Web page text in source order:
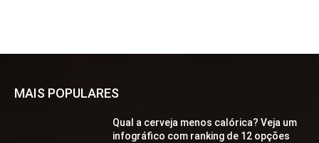
MAIS POPULARES
Qual a cerveja menos calórica? Veja um
infográfico com ranking de 12 opções